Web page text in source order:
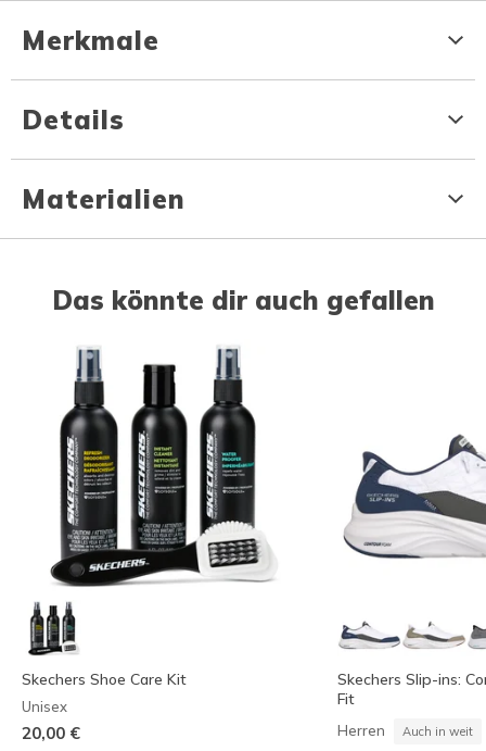
Merkmale
Details
Materialien
Das könnte dir auch gefallen
Skechers Shoe Care Kit
Unisex
20,00 €
Skechers Slip-ins:
Fit
Herren Auch in weit